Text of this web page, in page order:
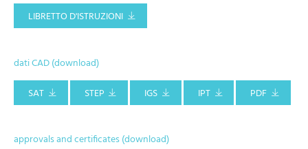
LIBRETTO D'ISTRUZIONI
dati CAD (download)
SAT
STEP IGS IPT PDF
approvals and certificates (download)